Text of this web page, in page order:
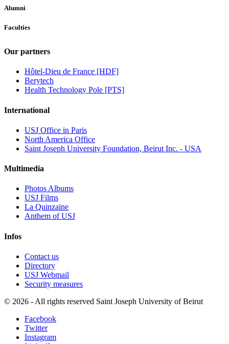
Alumni
Faculties
Our partners
Hôtel-Dieu de France [HDF]
Berytech
Health Technology Pole [PTS]
International
USJ Office in Paris
North America Office
Saint Joseph University Foundation, Beirut Inc. - USA
Multimedia
Photos Albums
USJ Films
La Quinzaine
Anthem of USJ
Infos
Contact us
Directory
USJ Webmail
Security measures
© 2026 - All rights reserved Saint Joseph University of Beirut
Facebook
Twitter
Instagram